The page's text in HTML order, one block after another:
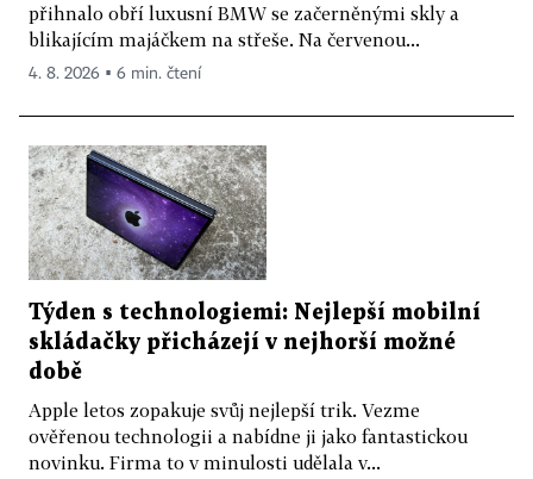
přihnalo obří luxusní BMW se začerněnými skly a
blikajícím majáčkem na střeše. Na červenou...
4. 8. 2026 ▪ 6 min. čtení
Týden s technologiemi: Nejlepší mobilní
skládačky přicházejí v nejhorší možné
době
Apple letos zopakuje svůj nejlepší trik. Vezme
ověřenou technologii a nabídne ji jako fantastickou
novinku. Firma to v minulosti udělala v...